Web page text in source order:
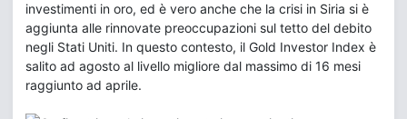
investimenti in oro, ed è vero anche che la crisi in Siria si è
aggiunta alle rinnovate preoccupazioni sul tetto del debito
negli Stati Uniti. In questo contesto, il Gold Investor Index è
salito ad agosto al livello migliore dal massimo di 16 mesi
raggiunto ad aprile.